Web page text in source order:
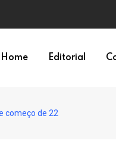
do voto na representação
Home Editorial
começo de 22